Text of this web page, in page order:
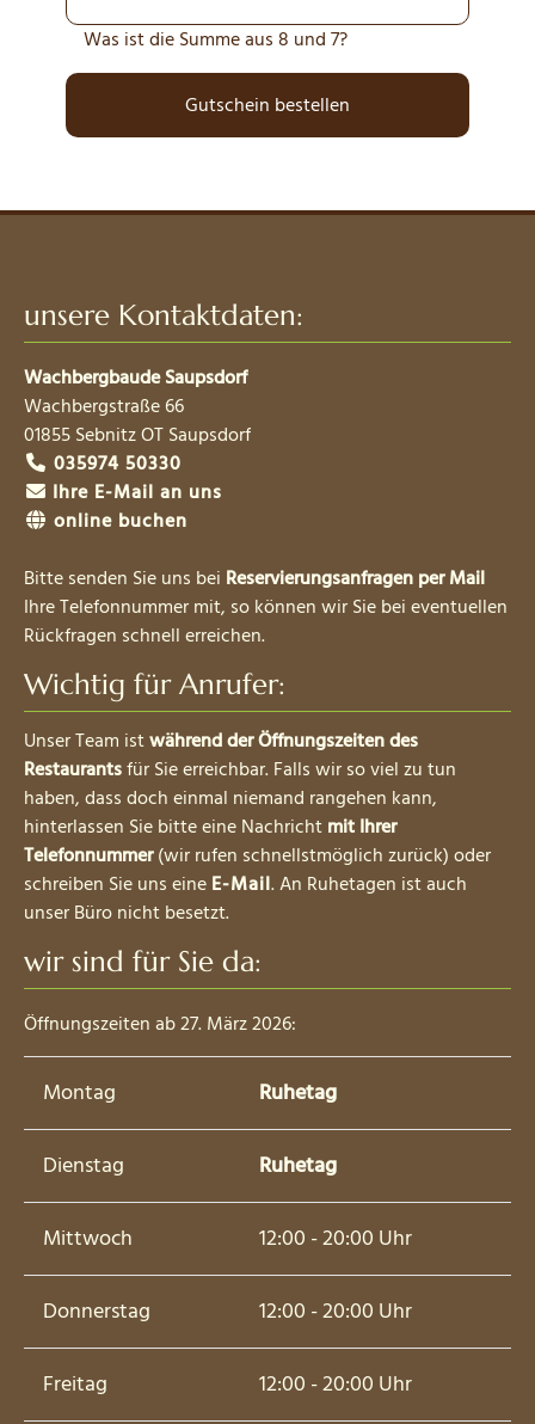
Was ist die Summe aus 8 und 7?
Gutschein bestellen
unsere Kontaktdaten:
Wachbergbaude Saupsdorf
Wachbergstraße 66
01855 Sebnitz OT Saupsdorf
035974 50330
Ihre E-Mail an uns
online buchen
Bitte senden Sie uns bei Reservierungsanfragen per Mail
Ihre Telefonnummer mit, so können wir Sie bei eventuellen
Rückfragen schnell erreichen.
Wichtig für Anrufer:
Unser Team istwährend der Öffnungszeiten des
Restaurantsfür Sie erreichbar. Falls wir so viel zu tun
haben, dass doch einmal niemand rangehen kann,
hinterlassen Sie bitte eine Nachricht mit Ihrer
Telefonnummer(wir rufen schnellstmöglich zurück) oder
schreiben Sie uns eine E-Mail. An Ruhetagen ist auch
unser Büro nicht besetzt.
wir sind für Sie da:
Öffnungszeiten ab 27. März 2026:
Montag Ruhetag
Dienstag Ruhetag
Mittwoch 12:00 - 20:00 Uhr
Donnerstag 12:00 - 20:00 Uhr
Freitag 12:00 - 20:00 Uhr